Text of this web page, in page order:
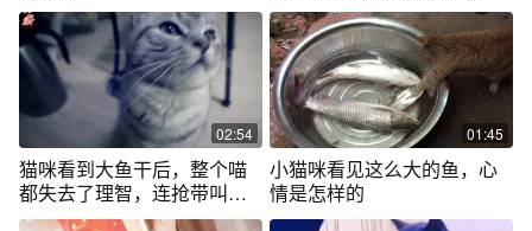
02:54
猫咪看到大鱼干后，整个喵
都失去了理智，连抢带叫我
要鱼
01:45
小猫咪看见这么大的鱼，心
情是怎样的